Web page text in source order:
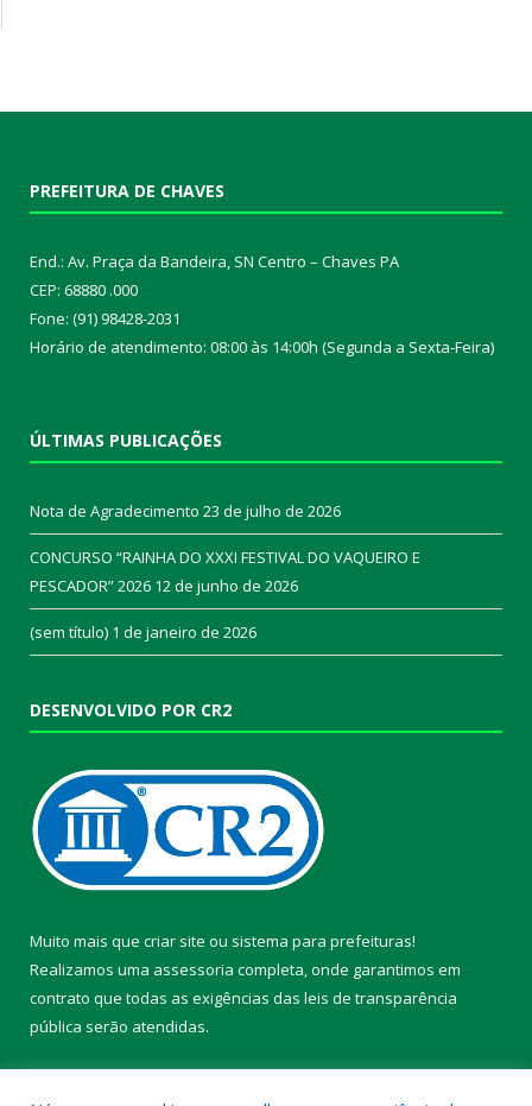
PREFEITURA DE CHAVES
End.: Av. Praça da Bandeira, SN Centro – Chaves PA
CEP: 68880 .000
Fone: (91) 98428-2031
Horário de atendimento: 08:00 às 14:00h (Segunda a Sexta-Feira)
ÚLTIMAS PUBLICAÇÕES
Nota de Agradecimento 23 de julho de 2026
CONCURSO “RAINHA DO XXXI FESTIVAL DO VAQUEIRO E
PESCADOR” 2026 12 de junho de 2026
(sem título) 1 de janeiro de 2026
DESENVOLVIDO POR CR2
Muito mais que criar site ou sistema para prefeituras!
Realizamos uma assessoria completa, onde garantimos em
contrato que todas as exigências das leis de transparência
pública serão atendidas.